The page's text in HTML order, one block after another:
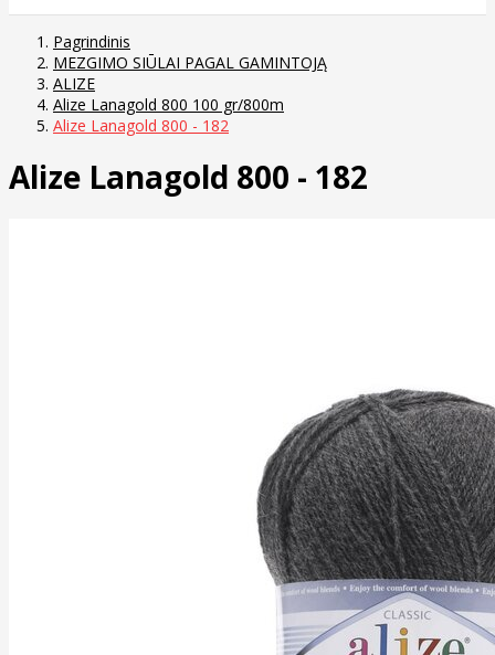
Pagrindinis
MEZGIMO SIŪLAI PAGAL GAMINTOJĄ
ALIZE
Alize Lanagold 800 100 gr/800m
Alize Lanagold 800 - 182
Alize Lanagold 800 - 182